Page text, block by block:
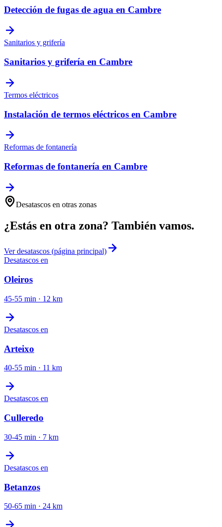
Detección de fugas de agua en Cambre
Sanitarios y grifería
Sanitarios y grifería en Cambre
Termos eléctricos
Instalación de termos eléctricos en Cambre
Reformas de fontanería
Reformas de fontanería en Cambre
Desatascos en otras zonas
¿Estás en otra zona? También vamos.
Verdesatascos (página principal)
Desatascos en
Oleiros
45-55 min · 12 km
Desatascos en
Arteixo
40-55 min · 11 km
Desatascos en
Culleredo
30-45 min · 7 km
Desatascos en
Betanzos
50-65 min · 24 km